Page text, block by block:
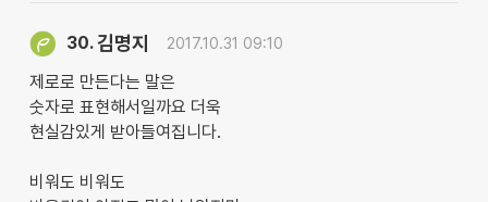
30.김명지 2017.10.31 09:10
제로로 만든다는 말은
숫자로 표현해서일까요 더욱
현실감있게 받아들여집니다.
비워도 비워도